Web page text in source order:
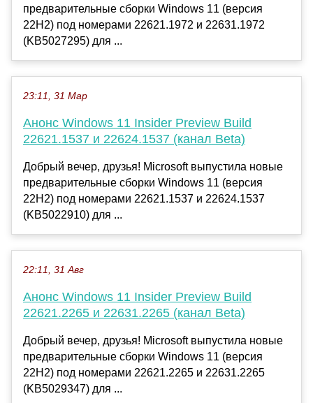
предварительные сборки Windows 11 (версия
22H2) под номерами 22621.1972 и 22631.1972
(KB5027295) для ...
23:11, 31 Мар
Анонс Windows 11 Insider Preview Build
22621.1537 и 22624.1537 (канал Beta)
Добрый вечер, друзья! Microsoft выпустила новые
предварительные сборки Windows 11 (версия
22H2) под номерами 22621.1537 и 22624.1537
(KB5022910) для ...
22:11, 31 Авг
Анонс Windows 11 Insider Preview Build
22621.2265 и 22631.2265 (канал Beta)
Добрый вечер, друзья! Microsoft выпустила новые
предварительные сборки Windows 11 (версия
22H2) под номерами 22621.2265 и 22631.2265
(KB5029347) для ...